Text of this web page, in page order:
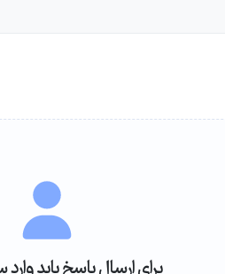
برای ارسال پاسخ باید